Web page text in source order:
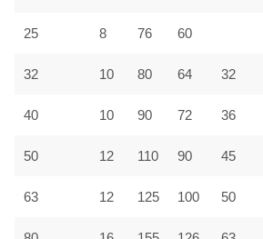
25 8 76 60
32 10 80 64 32
40 10 90 72 36
50 12 110 90 45
63 12 125 100 50